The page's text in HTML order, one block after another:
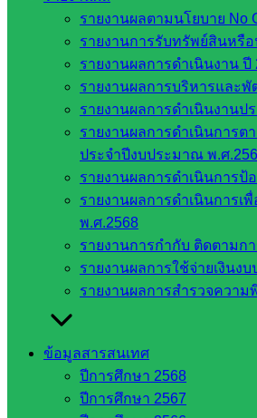
รายงานผลตามนโยบาย No
รายงานการรับทรัพย์สินหรื
รายงานผลการดำเนินงาน ปี
รายงานผลการบริหารและ
รายงานผลการดำเนินงานป
รายงานผลการดำเนินการ
ประจำปีงบประมาณ พ.ศ
รายงานผลการดำเนินการ
รายงานผลการดำเนินการ
พ.ศ.2568
รายงานการกำกับ ติดตามก
รายงานผลการใช้จ่ายเงินง
รายงานผลการสำรวจความ
ข้อมูลสารสนเทศ
ปีการศึกษา 2568
ปีการศึกษา 2567
คณะ
กรรมการ
การศึกษา
ขั้นพื้น
ฐาน
รายชื่อ
มหาวิทยาลัย
ประเทศไทย
เว็บไซต์
สำนักต่าง
ๆ ใน
สพฐ.
เว็บไซต์
สังกัด
สพฐ.
เว็บไซต์